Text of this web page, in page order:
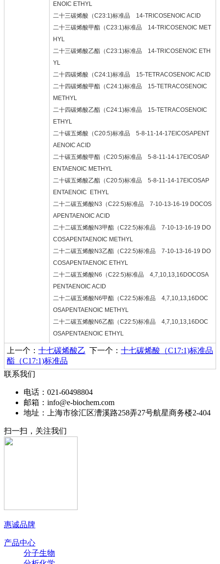
ENOIC ETHYL
二十三碳烯酸（C23:1)标准品 14-TRICOSENOIC ACID
二十三碳烯酸甲酯（C23:1)标准品 14-TRICOSENOIC MET
HYL
二十三碳烯酸乙酯（C23:1)标准品 14-TRICOSENOIC ETH
YL
二十四碳烯酸（C24:1)标准品 15-TETRACOSENOIC ACID
二十四碳烯酸甲酯（C24:1)标准品 15-TETRACOSENOIC
METHYL
二十四碳烯酸乙酯（C24:1)标准品 15-TETRACOSENOIC
ETHYL
二十碳五烯酸（C20:5)标准品 5-8-11-14-17EICOSAPENT
AENOIC ACID
二十碳五烯酸甲酯（C20:5)标准品 5-8-11-14-17EICOSAP
ENTAENOIC METHYL
二十碳五烯酸乙酯（C20:5)标准品 5-8-11-14-17EICOSAP
ENTAENOIC ETHYL
二十二碳五烯酸N3（C22:5)标准品 7-10-13-16-19 DOCOS
APENTAENOIC ACID
二十二碳五烯酸N3甲酯（C22:5)标准品 7-10-13-16-19 DO
COSAPENTAENOIC METHYL
二十二碳五烯酸N3乙酯（C22:5)标准品 7-10-13-16-19 DO
COSAPENTAENOIC ETHYL
二十二碳五烯酸N6（C22:5)标准品 4,7,10,13,16DOCOSA
PENTAENOIC ACID
二十二碳五烯酸N6甲酯（C22:5)标准品 4,7,10,13,16DOC
OSAPENTAENOIC METHYL
二十二碳五烯酸N6乙酯（C22:5)标准品 4,7,10,13,16DOC
OSAPENTAENOIC ETHYL
下一个： 十七碳烯酸（C17:1)标准品
上一个： 十七碳烯酸乙
酯（C17:1)标准品
联系我们
电话：021-60498804
邮箱：info@e-biochem.com
地址：上海市徐汇区漕溪路258弄27号航星商务楼2-404
扫一扫，关注我们
惠诚品牌
产品中心
分子生物